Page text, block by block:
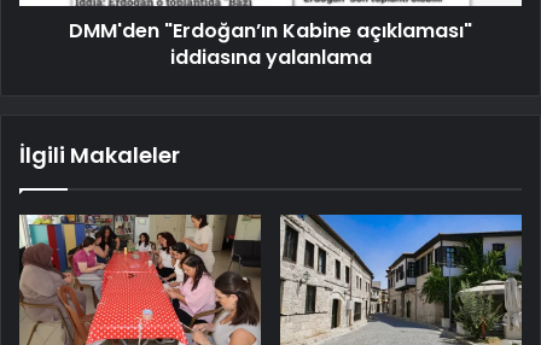
DMM'den "Erdoğan’ın Kabine açıklaması"
iddiasına yalanlama
İlgili Makaleler